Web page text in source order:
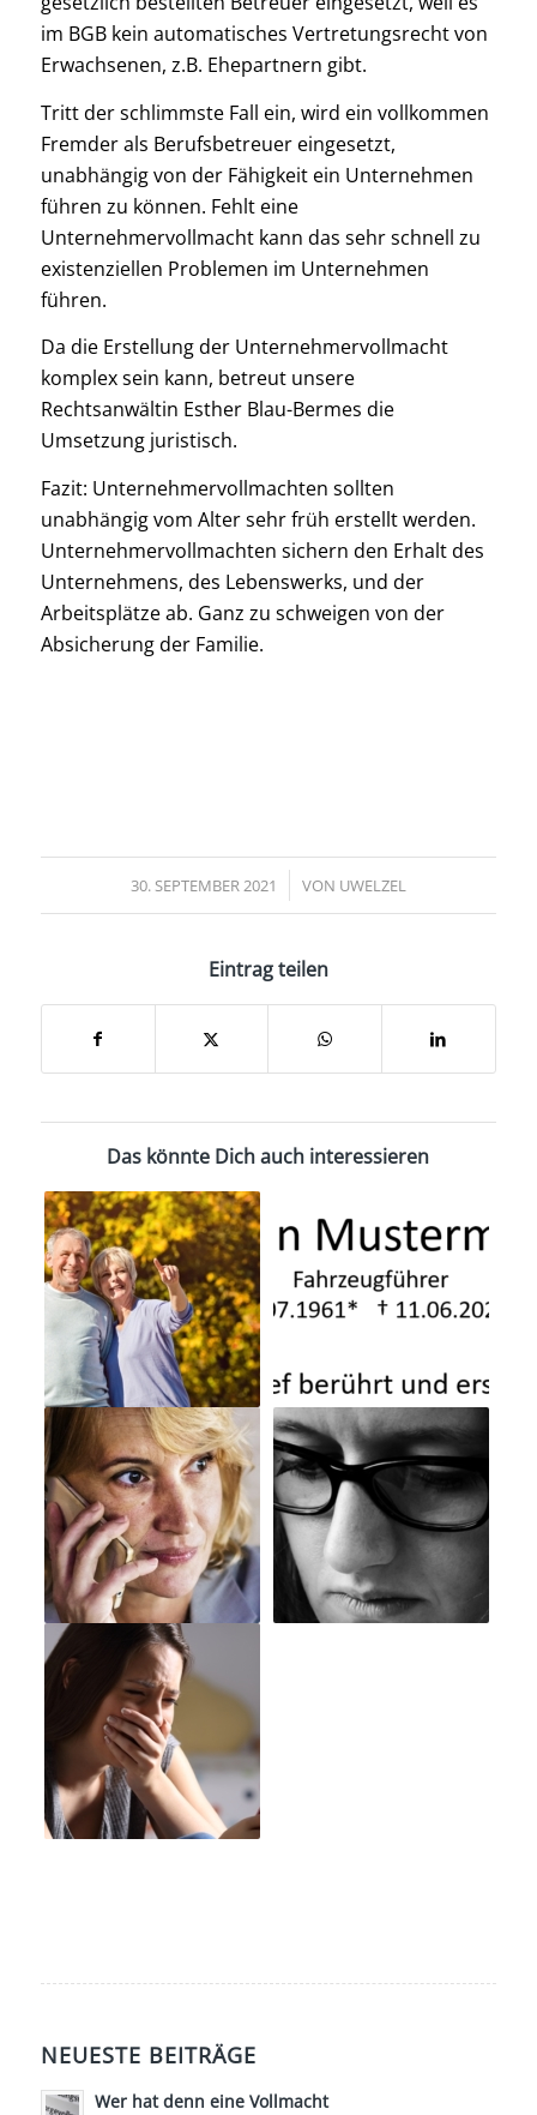
im BGB kein automatisches Vertretungsrecht von
Erwachsenen, z.B. Ehepartnern gibt.
Tritt der schlimmste Fall ein, wird ein vollkommen
Fremder als Berufsbetreuer eingesetzt,
unabhängig von der Fähigkeit ein Unternehmen
führen zu können. Fehlt eine
Unternehmervollmacht kann das sehr schnell zu
existenziellen Problemen im Unternehmen
führen.
Da die Erstellung der Unternehmervollmacht
komplex sein kann, betreut unsere
Rechtsanwältin Esther Blau-Bermes die
Umsetzung juristisch.
Fazit: Unternehmervollmachten sollten
unabhängig vom Alter sehr früh erstellt werden.
Unternehmervollmachten sichern den Erhalt des
Unternehmens, des Lebenswerks, und der
Arbeitsplätze ab. Ganz zu schweigen von der
Absicherung der Familie.
30. SEPTEMBER 2021
/ VON UWELZEL
Eintrag teilen
Das könnte Dich auch interessieren
NEUESTE BEITRÄGE
Wer hat denn eine Vollmacht